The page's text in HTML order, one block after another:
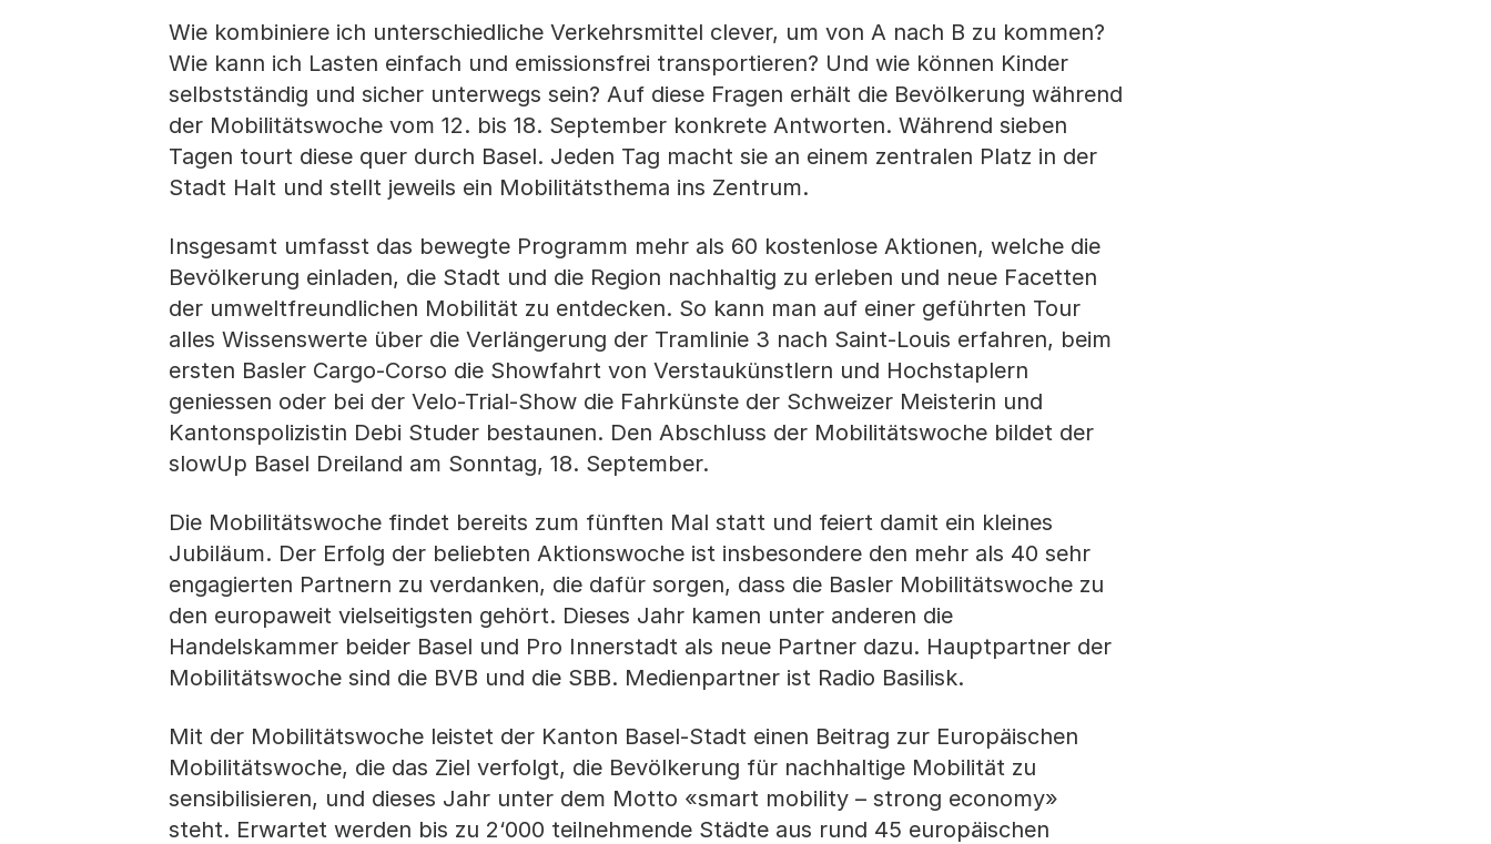
Wie kombiniere ich unterschiedliche Verkehrsmittel clever, um von A nach B zu kommen?
Wie kann ich Lasten einfach und emissionsfrei transportieren? Und wie können Kinder
selbstständig und sicher unterwegs sein? Auf diese Fragen erhält die Bevölkerung während
der Mobilitätswoche vom 12. bis 18. September konkrete Antworten. Während sieben
Tagen tourt diese quer durch Basel. Jeden Tag macht sie an einem zentralen Platz in der
Stadt Halt und stellt jeweils ein Mobilitätsthema ins Zentrum.
Insgesamt umfasst das bewegte Programm mehr als 60 kostenlose Aktionen, welche die
Bevölkerung einladen, die Stadt und die Region nachhaltig zu erleben und neue Facetten
der umweltfreundlichen Mobilität zu entdecken. So kann man auf einer geführten Tour
alles Wissenswerte über die Verlängerung der Tramlinie 3 nach Saint-Louis erfahren, beim
ersten Basler Cargo-Corso die Showfahrt von Verstaukünstlern und Hochstaplern
geniessen oder bei der Velo-Trial-Show die Fahrkünste der Schweizer Meisterin und
Kantonspolizistin Debi Studer bestaunen. Den Abschluss der Mobilitätswoche bildet der
slowUp Basel Dreiland am Sonntag, 18. September.
Die Mobilitätswoche findet bereits zum fünften Mal statt und feiert damit ein kleines
Jubiläum. Der Erfolg der beliebten Aktionswoche ist insbesondere den mehr als 40 sehr
engagierten Partnern zu verdanken, die dafür sorgen, dass die Basler Mobilitätswoche zu
den europaweit vielseitigsten gehört. Dieses Jahr kamen unter anderen die
Handelskammer beider Basel und Pro Innerstadt als neue Partner dazu. Hauptpartner der
Mobilitätswoche sind die BVB und die SBB. Medienpartner ist Radio Basilisk.
Mit der Mobilitätswoche leistet der Kanton Basel-Stadt einen Beitrag zur Europäischen
Mobilitätswoche, die das Ziel verfolgt, die Bevölkerung für nachhaltige Mobilität zu
sensibilisieren, und dieses Jahr unter dem Motto «smart mobility – strong economy»
steht. Erwartet werden bis zu 2‘000 teilnehmende Städte aus rund 45 europäischen